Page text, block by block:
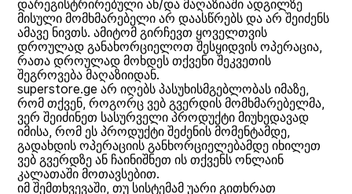
დარეგისტრირებული ან/და მაღაზიაში ადგილზე
მისული მომხმარებელი არ დაასწრებს და არ შეიძენს
ამავე ნივთს. ამიტომ გირჩევთ ყოველთვის
დროულად განახორციელოთ შესყიდვის ოპერაცია,
რათა დროულად მოხდეს თქვენი შეკვეთის
შეგროვება მაღაზიიდან.
superstore.ge არ იღებს პასუხისმგებლობას იმაზე,
რომ თქვენ, როგორც ვებ გვერდის მომხმარებელმა,
ვერ შეიძინეთ სასურველი პროდუქტი მიუხედავად
იმისა, რომ ეს პროდუქტი შეძენის მომენტამდე,
გადახდის ოპერაციის განხორციელებამდე იხილეთ
ვებ გვერდზე ან ჩაინიშნეთ ის თქვენს ონლაინ
კალათაში მოთავსებით.
იმ შემთხვევაში, თუ სისტემამ უარი გითხრათ